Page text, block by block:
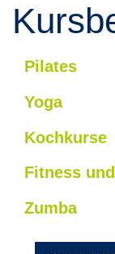
Pilates
Yoga
Kochkurse
Fitness
Zumba